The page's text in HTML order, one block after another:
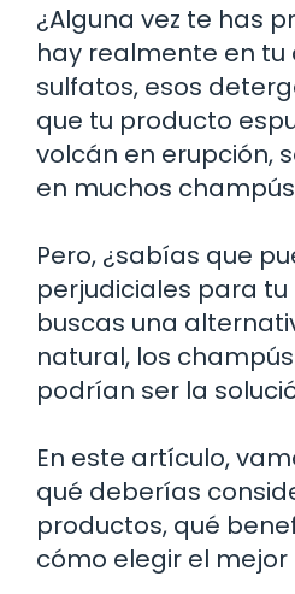
¿Alguna vez te has
hay realmente en tu
sulfatos, esos
que tu producto
volcán en erupción,
en muchos
Pero, ¿sabías que
perjudiciales para tu
buscas una
natural, los
podrían ser la
En este artículo,
qué deberías
productos, qué
cómo elegir el mejor